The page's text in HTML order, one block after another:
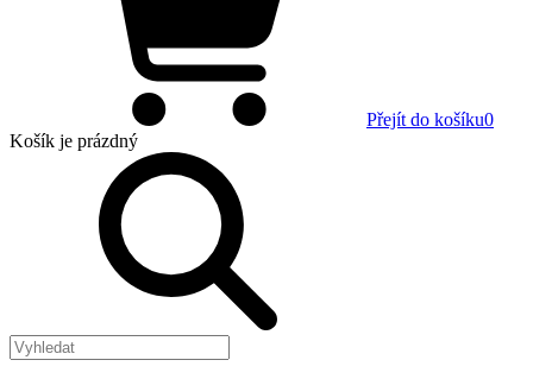
Přejít do košíku0
Košík je prázdný